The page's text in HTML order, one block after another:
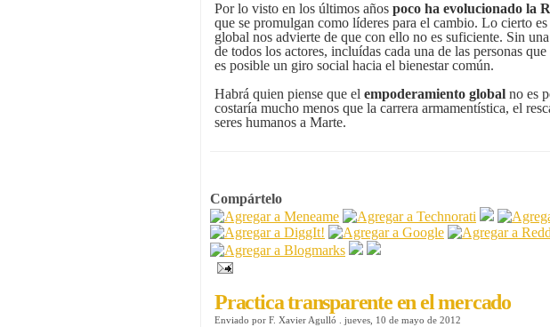
Por lo visto en los últimos años poco ha evolucionado la
que se promulgan como líderes para el cambio. Lo cierto
global nos advierte de que con ello no es suficiente. Sin
de todos los actores, incluídas cada una de las personas
es posible un giro social hacia el bienestar común.
Habrá quien piense que el empoderamiento global no es
costaría mucho menos que la carrera armamentística, el
seres humanos a Marte.
Compártelo
Practica transparente en el mercado
Enviado por F. Xavier Agulló jueves, 10 de mayo de 2012